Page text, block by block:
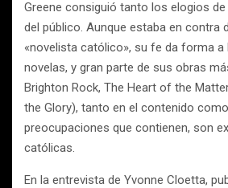
Greene consiguió tanto los elogios
del público. Aunque estaba en contra
«novelista católico», su fe da forma a
novelas, y gran parte de sus obras
Brighton Rock, The Heart of the
the Glory), tanto en el contenido
preocupaciones que contienen, son
católicas.
En la entrevista de Yvonne Cloetta,